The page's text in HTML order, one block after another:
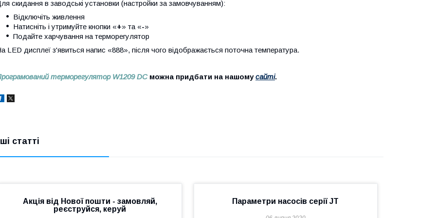
скидання в заводські установки (настройки за замовчуванням):
Відключіть живлення
Натисніть і утримуйте кнопки «+» та «-»
Подайте харчування на терморегулятор
LED дисплеї з'явиться напис «888», після чого відображається поточна температура.
терморегулятор W1209 DCможна придбати на нашомусайті.
статті
Акція від Нової пошти - замовляй,
реєструйся, керуй
Параметри насосів серії JT